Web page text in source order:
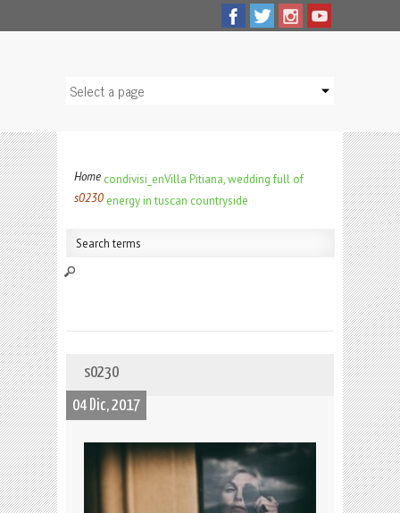
Home condivisi_enVilla Pitiana, wedding full of
energy in tuscan countryside
s0230
s0230
04 Dic, 2017